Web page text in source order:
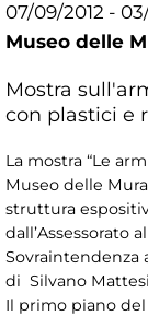
07/09/2012 -
Museo delle
Mostra
con plastici e
La mostra “Le
Museo delle
struttura
dall’Assessorato
Sovraintendenza
di Silvano
Il primo piano